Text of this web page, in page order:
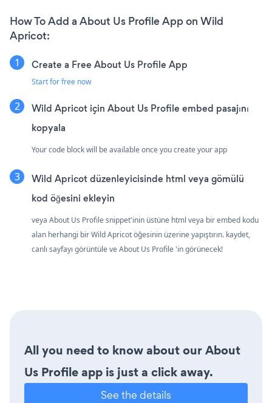
How To Add a About Us Profile App on Wild
Apricot:
Create a Free About Us Profile App
Start for free now
Wild Apricot için About Us Profile embed pasajını
kopyala
Your code block will be available once you create your app
Wild Apricot düzenleyicisinde html veya gömülü
kod öğesini ekleyin
veya About Us Profile snippet'inin üstüne html veya bir embed kodu
alan herhangi bir Wild Apricot öğesinin üzerine yapıştırın. kaydet,
canlı sayfayı görüntüle ve About Us Profile 'in görünecek!
All you need to know about our About
Us Profile app is just a click away.
See the details